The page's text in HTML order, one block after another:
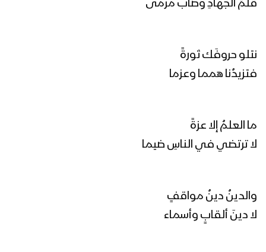
خيبر خيبر يا يهود | فرقة أنصار الله 1446هـ
نشيد لا تقلق | فرقة أنصار الله 1446هـ
قلمَ الجهادِ وصاب مرمى
نتلو حروفَك ثورةً
فتزيدُنا همما وعزما
ما العلمُ إلا عزةً
لا ترتضي في الناسِ ضيما
والدينُ دينُ مواقفٍ
لا دينَ ألقابٍ وأسماء